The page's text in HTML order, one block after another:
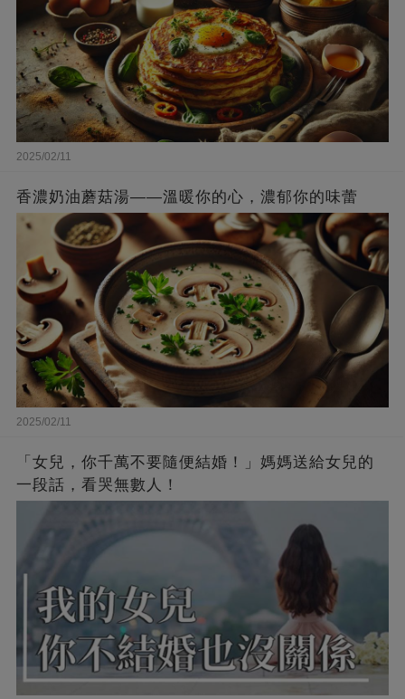
2025/02/11
香濃奶油蘑菇湯——溫暖你的心，濃郁你的味蕾
2025/02/11
「女兒，你千萬不要隨便結婚！」媽媽送給女兒的
一段話，看哭無數人！